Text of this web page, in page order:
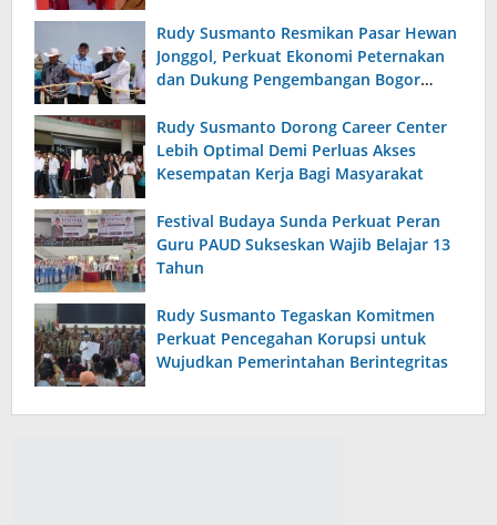
Rudy Susmanto Resmikan Pasar Hewan
Jonggol, Perkuat Ekonomi Peternakan
dan Dukung Pengembangan Bogor
Rudy Susmanto Dorong Career Center
Lebih Optimal Demi Perluas Akses
Kesempatan Kerja Bagi Masyarakat
Festival Budaya Sunda Perkuat Peran
Guru PAUD Sukseskan Wajib Belajar 13
Tahun
Rudy Susmanto Tegaskan Komitmen
Perkuat Pencegahan Korupsi untuk
Wujudkan Pemerintahan Berintegritas